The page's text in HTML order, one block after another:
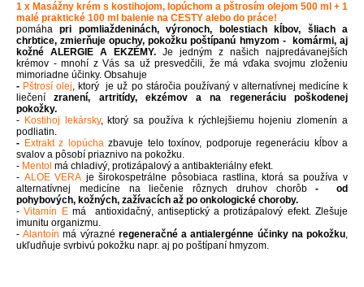
1 x Masážny krém s kostihojom, lopúchom a pštrosím olejom 500 ml + 1
malé praktické 100 ml balenie na CESTY alebo do práce!
pomáhapri pomliaždeninách, výronoch, bolestiach kĺbov, šliach a
chrbtice, zmierňuje opuchy, pokožku poštípanú hmyzom - komármi, aj
kožné ALERGIE A EKZÉMY. Je jedným z našich najpredávanejších
krémov - mnohí z Vás sa už presvedčili, že má vďaka svojmu zloženiu
mimoriadne účinky. Obsahuje
- Pštrosí olej, ktorý je už po stáročia používaný v alternatívnej medicíne k
liečenízranení, artritídy, ekzémov a na regeneráciu poškodenej
pokožky.
- Kostihoj lekársky, ktorý sa používa k rýchlejšiemu hojeniu zlomenín a
podliatin.
- Extrakt z lopúchazbavuje telo toxínov, podporuje regeneráciu kĺbov a
svalov a pôsobí priaznivo na pokožku.
- Mentol má chladivý, protizápalový a antibakteriálny efekt.
- ALOE VERA je širokospetrálne pôsobiaca rastlina, ktorá sa používa v
alternatívnej medicíne na liečenie rôznych druhov chorôb- od
pohybových, kožných, zažívacích až po onkologické choroby.
-Vitamín E má antioxidačný, antiseptický a protizápalový efekt. Zlešuje
imunitu organizmu.
-Alantoínmá výrazné regeneračné a antialergénne účinky na pokožku,
ukľudňuje svrbivú pokožku napr. aj po poštípaní hmyzom.